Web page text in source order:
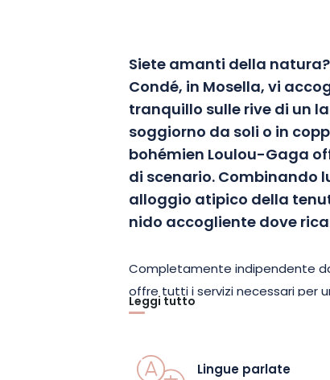
Siete amanti della
Condé, in Mosella, vi
tranquillo sulle rive di un
soggiorno da soli o in
bohémien Loulou-Gaga
di scenario. Combinando
alloggio atipico della
nido accogliente dove
Completamente indipendente
offre tutti i servizi necessari per
zingara di 28 m² è dotata di aria
opere in legno di un noto
Leggi tutto
Lingue parlate